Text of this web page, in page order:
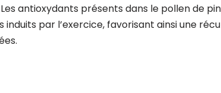
antioxydants présents dans le pollen de
induits par l’exercice, favorisant ainsi une